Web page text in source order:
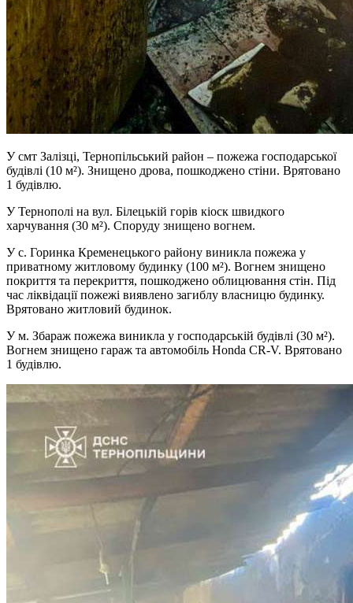
У смт Залізці, Тернопільський район – пожежа господарської
будівлі (10 м²). Знищено дрова, пошкоджено стіни. Врятовано
1 будівлю.
У Тернополі на вул. Білецькій горів кіоск швидкого
харчування (30 м²). Споруду знищено вогнем.
У с. Горинка Кременецького району виникла пожежа у
приватному житловому будинку (100 м²). Вогнем знищено
покриття та перекриття, пошкоджено облицювання стін. Під
час ліквідації пожежі виявлено загиблу власницю будинку.
Врятовано житловий будинок.
У м. Збараж пожежа виникла у господарській будівлі (30 м²).
Вогнем знищено гараж та автомобіль Honda CR-V. Врятовано
1 будівлю.